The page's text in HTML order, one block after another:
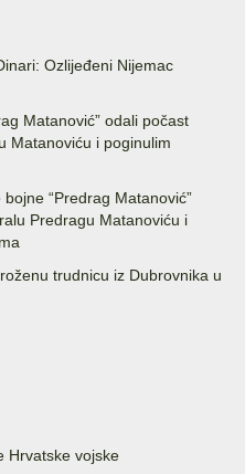
Ozlijeđeni Nijemac
Matanović” odali počast
Matanoviću i poginulim
“Predrag Matanović”
Predragu Matanoviću i
trudnicu iz Dubrovnika u
Hrvatske vojske